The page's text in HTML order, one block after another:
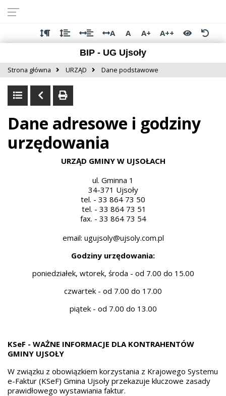
dostępności
głównej
treści
menu
stopki
A A A+
A++
BIP - UG Ujsoły
Strona główna URZĄD Dane podstawowe
Dane adresowe i godziny
urzędowania
URZĄD GMINY W UJSOŁACH
ul. Gminna 1
34-371 Ujsoły
tel. - 33 864 73 50
tel. - 33 864 73 51
fax. - 33 864 73 54
email: ugujsoly@ujsoly.com.pl
Godziny urzędowania:
poniedziałek, wtorek, środa - od 7.00 do 15.00
czwartek - od 7.00 do 17.00
piątek - od 7.00 do 13.00
KSeF - WAŻNE INFORMACJE DLA KONTRAHENTÓW
GMINY UJSOŁY
W związku z obowiązkiem korzystania z Krajowego Systemu
e-Faktur (KSeF) Gmina Ujsoły przekazuje kluczowe zasady
prawidłowego wystawiania faktur.